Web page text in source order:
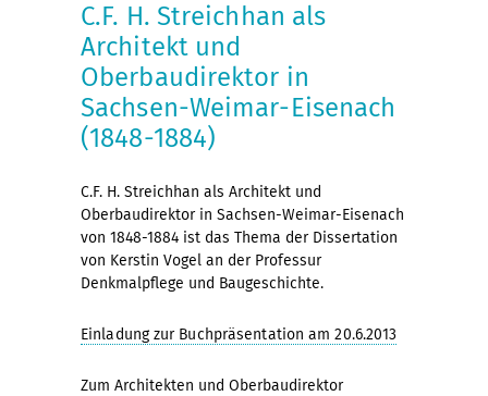
C.F. H. Streichhan als
Architekt und
Oberbaudirektor in
Sachsen-Weimar-Eisenach
(1848-1884)
C.F. H. Streichhan als Architekt und
Oberbaudirektor in Sachsen-Weimar-Eisenach
von 1848-1884 ist das Thema der Dissertation
von Kerstin Vogel an der Professur
Denkmalpflege und Baugeschichte.
Einladung zur Buchpräsentation am 20.6.2013
Zum Architekten und Oberbaudirektor